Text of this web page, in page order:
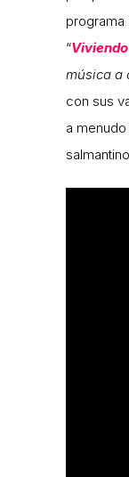
programa
“
música a
con sus
a